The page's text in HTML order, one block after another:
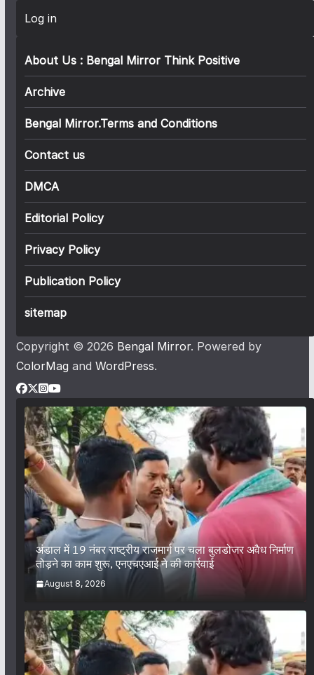
Log in
About Us : Bengal Mirror Think Positive
Archive
Bengal Mirror.Terms and Conditions
Contact us
DMCA
Editorial Policy
Privacy Policy
Publication Policy
sitemap
Copyright © 2026 Bengal Mirror. Powered by
ColorMag and WordPress.
अंडाल में 19 नंबर राष्ट्रीय राजमार्ग पर चला बुलडोजर अवैध निर्माण
तोड़ने का काम शुरू, एनएचएआई ने की कार्रवाई
August 8, 2026